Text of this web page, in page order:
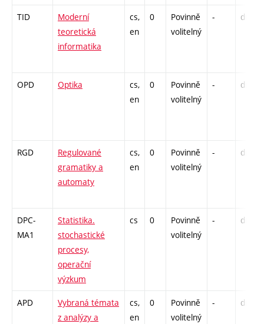
TID
Moderní
teoretická
informatika
cs,
en
0
Povinně
volitelný
- drzk
OPD Optika
cs,
en
0
Povinně
volitelný
- drzk
RGD
Regulované
gramatiky a
automaty
cs,
en
0
Povinně
volitelný
- drzk
DPC-
MA1
Statistika.
stochastické
procesy,
operační
výzkum
cs 0
Povinně
volitelný
- drzk
APD
Vybraná témata
z analýzy a
cs,
en
0
Povinně
volitelný
- drzk